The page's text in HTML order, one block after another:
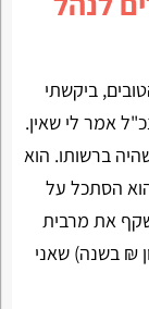
ביקשתי
אמר לי שאין.
ברשותו. הוא
הסתכל על
את מרבית
₪ בשנה) שאני